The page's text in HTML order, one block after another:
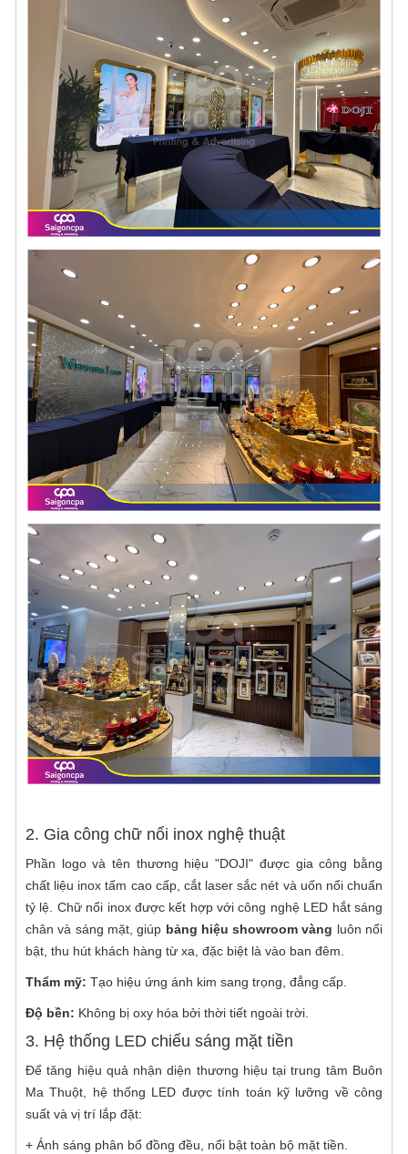
2. Gia công chữ nổi inox nghệ thuật
Phần logo và tên thương hiệu "DOJI" được gia công bằng
chất liệu inox tấm cao cấp, cắt laser sắc nét và uốn nổi chuẩn
tỷ lệ. Chữ nổi inox được kết hợp với công nghệ LED hắt sáng
chân và sáng mặt, giúp bảng hiệu showroom vàng luôn nổi
bật, thu hút khách hàng từ xa, đặc biệt là vào ban đêm.
Thẩm mỹ: Tạo hiệu ứng ánh kim sang trọng, đẳng cấp.
Độ bền: Không bị oxy hóa bởi thời tiết ngoài trời.
3. Hệ thống LED chiếu sáng mặt tiền
Để tăng hiệu quả nhận diện thương hiệu tại trung tâm Buôn
Ma Thuột, hệ thống LED được tính toán kỹ lưỡng về công
suất và vị trí lắp đặt:
+ Ánh sáng phân bổ đồng đều, nổi bật toàn bộ mặt tiền.